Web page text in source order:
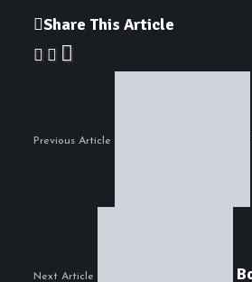
Share This Article
Previous Article
Next Article